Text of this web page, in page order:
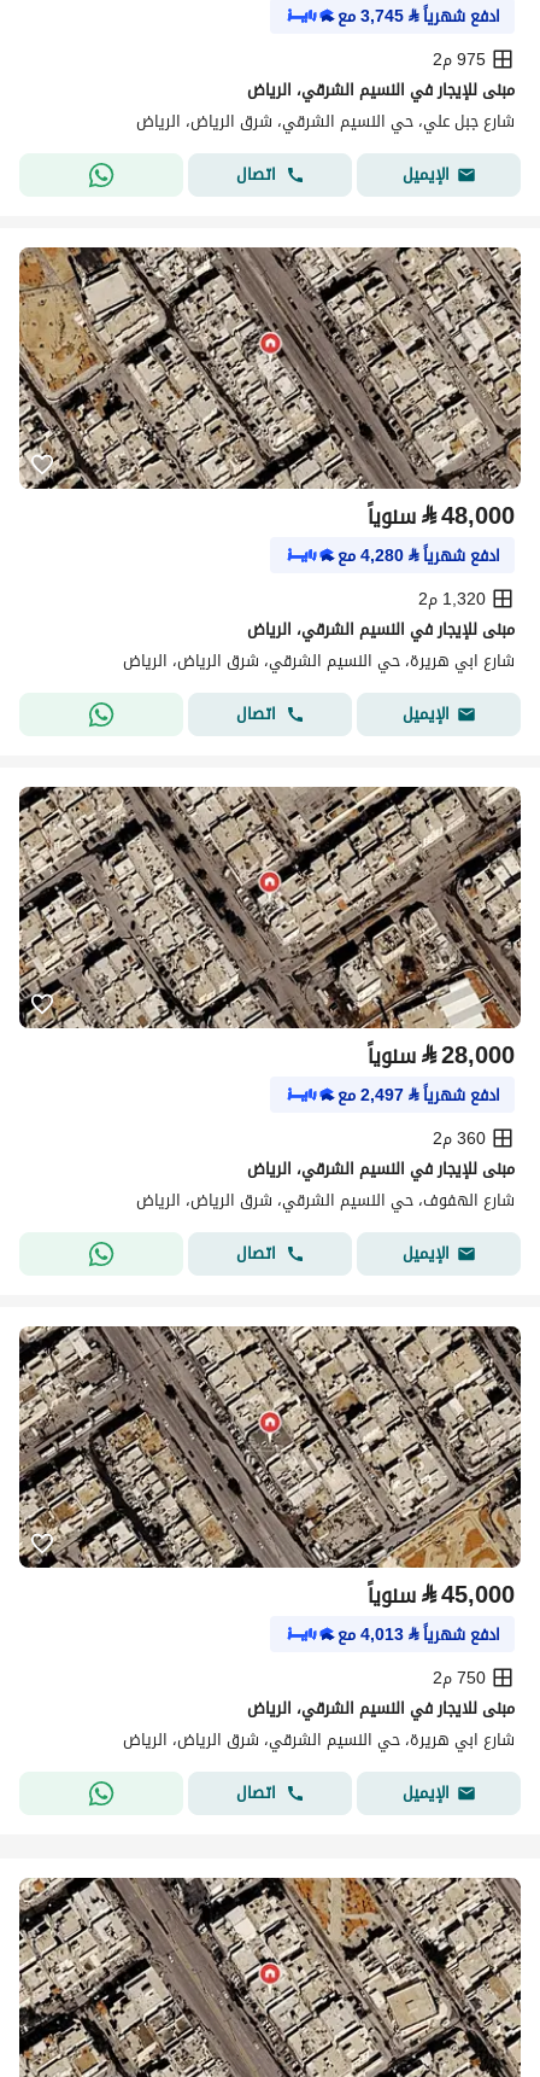
ادفع شهرياً⃁
3,745مع
975 م2
مبنى للإيجار في النسيم الشرقي، الرياض
شارع جبل علي، حي النسيم الشرقي، شرق الرياض، الرياض
الإيميل
اتصال
⃁48,000 سنوياً
ادفع شهرياً⃁
4,280مع
1,320 م2
مبنى للإيجار في النسيم الشرقي، الرياض
شارع ابي هريرة، حي النسيم الشرقي، شرق الرياض، الرياض
الإيميل
اتصال
⃁28,000 سنوياً
ادفع شهرياً⃁
2,497مع
360 م2
مبنى للإيجار في النسيم الشرقي، الرياض
شارع الهفوف، حي النسيم الشرقي، شرق الرياض، الرياض
الإيميل
اتصال
⃁45,000 سنوياً
ادفع شهرياً⃁
4,013مع
750 م2
مبنى للايجار في النسيم الشرقي، الرياض
شارع ابي هريرة، حي النسيم الشرقي، شرق الرياض، الرياض
الإيميل
اتصال